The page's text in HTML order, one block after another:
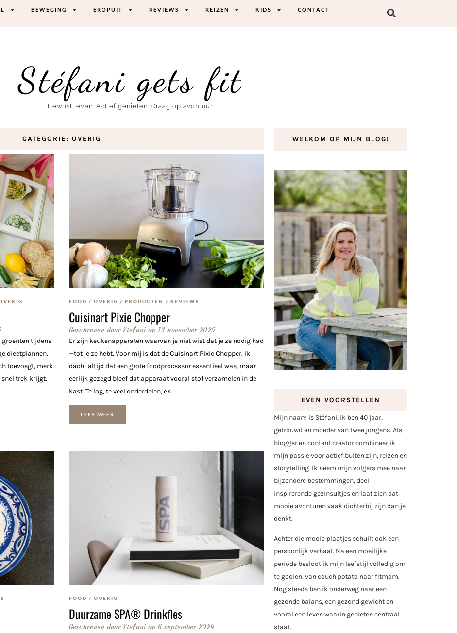
BEWEGING EROPUIT REVIEWS REIZEN KIDS CONTACT
Stéfani gets fit
Bewust leven. Actief genieten. Graag op avontuur.
CATEGORIE: OVERIG
groenten tijdens
dieetplannen.
toevoegt, merk
snel trek krijgt.
FOOD / OVERIG / PRODUCTEN / REVIEWS
Cuisinart Pixie Chopper
Geschreven doorStefani op 13 november 2025
Er zijn keukenapparaten waarvan je niet wist dat je ze nodig had
—tot je ze hebt. Voor mij is dat de Cuisinart Pixie Chopper. Ik
dacht altijd dat een grote foodprocessor essentieel was, maar
eerlijk gezegd bleef dat apparaat vooral stof verzamelen in de
kast. Te log, te veel onderdelen, en...
LEES MEER
FOOD / OVERIG
Duurzame SPA® Drinkfles
Geschreven doorStefani op 6 september 2024
WELKOM OP MIJN BLOG!
EVEN VOORSTELLEN
Mijn naam is Stéfani, ik ben 40 jaar,
getrouwd en moeder van twee jongens. Als
blogger en content creator combineer ik
mijn passie voor actief buiten zijn, reizen en
storytelling. Ik neem mijn volgers mee naar
bijzondere bestemmingen, deel
inspirerende gezinsuitjes en laat zien dat
mooie avonturen vaak dichterbij zijn dan je
denkt.
Achter die mooie plaatjes schuilt ook een
persoonlijk verhaal. Na een moeilijke
periode besloot ik mijn leefstijl volledig om
te gooien: van couch potato naar fitmom.
Nog steeds ben ik onderweg naar een
gezonde balans, een gezond gewicht en
vooral een leven waarin genieten centraal
staat.